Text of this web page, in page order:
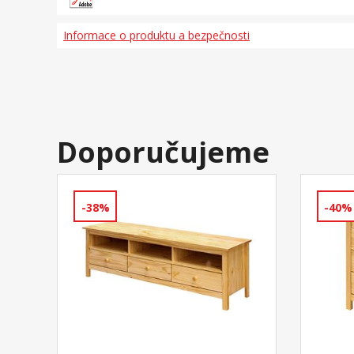
Informace o produktu a bezpečnosti
Doporučujeme
-38% -40%